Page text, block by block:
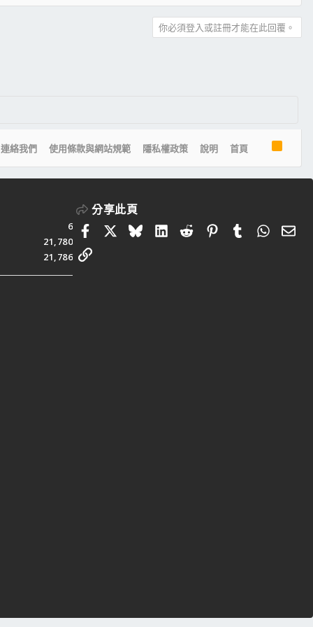
你必須登入或註冊才能在此回覆。
連絡我們 使用條款與網站規範 隱私權政策 說明 首頁
R
S
6
21,780
21,786
分享此頁
FacebookBlueskyLinkedIn
RedditPinterestTumblr 電
連結